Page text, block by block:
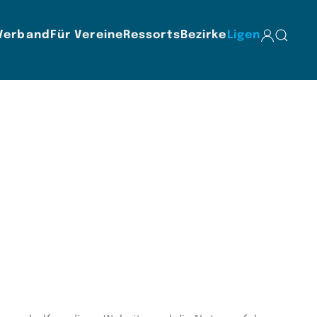
Für Vereine Ressorts Bezirke Ligen